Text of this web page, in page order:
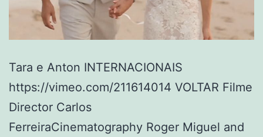
Tara e Anton INTERNACIONAIS
https://vimeo.com/211614014 VOLTAR Filme
Director Carlos
FerreiraCinematography Roger Miguel and